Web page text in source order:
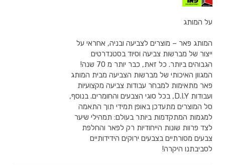
על המותג
המותג פאר – מוצרים לצביעה ובניה, אחראי על
ייצור של מברשות צביעה וסיוד בסטנדרטים
הגבוהים ביותר. כל זאת, כבר יותר מ 70 שנה!
המגוון האיכותי של מברשות הצביעה מבית המותג
פאר מתאימות למבחר עבודות צביעה מקצועיות
ועבודות D.I.Y, בכל סוגי הצבעים והחומרים. בנוסף,
סל המוצרים מתעדכן באופן תמידי תוך התאמה
למגמות המתקדמות ביותר בעולם: תמהילי שיער
לצד פרוות שונות הייחודיות רק לפאר והחלפת
צבעים מסורתיים בצבעים ירוקים הידידותיים
לסביבתנו היקרה!